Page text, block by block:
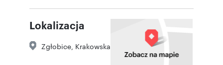
Lokalizacja
Zgłobice Krakowska